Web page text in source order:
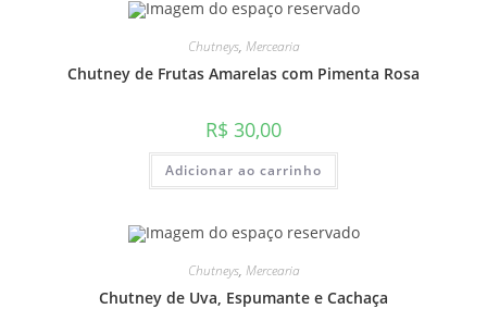
Chutneys, Mercearia
Chutney de Frutas Amarelas com Pimenta Rosa
R$ 30,00
Adicionar ao carrinho
Chutneys, Mercearia
Chutney de Uva, Espumante e Cachaça